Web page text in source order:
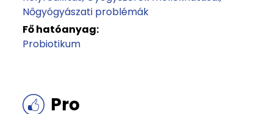
Nőgyógyászati problémák
Fő hatóanyag:
Probiotikum
Pro